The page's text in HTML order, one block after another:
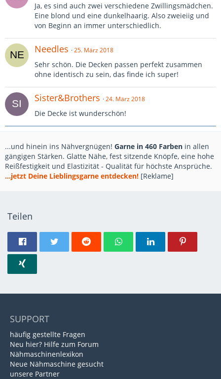
Ja, es sind auch zwei verschiedene Zwillingsmädchen.
Eine blond und eine dunkelhaarig. Also zweieiig und
von Beginn an immer unterschiedlich.
Needles 25. März 2018
Sehr schön. Die Decken passen perfekt zusammen
ohne identisch zu sein, das finde ich super!
Sister&Brothers 24. März 2018
Die Decke ist wunderschön!
...und hinein ins Nähvergnügen! Garne in 460 Farben in allen
gängigen Stärken. Glatte Nähe, fest sitzende Knöpfe, eine hohe
Reißfestigkeit und Elastizität - Qualität für höchste Ansprüche.
...jetzt Deine Lieblingsgarne entdecken! [Reklame]
Teilen
SUPPORT
häufig gestellte Fragen
Neu hier? Hilfe zum Forum
Nähmaschinenlexikon
Neue Nähmaschine gesucht
unsere Partner